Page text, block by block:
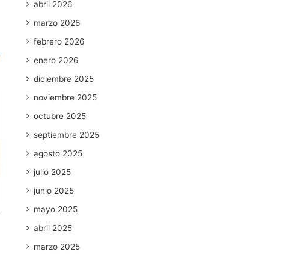
abril 2026
marzo 2026
febrero 2026
enero 2026
diciembre 2025
noviembre 2025
octubre 2025
septiembre 2025
agosto 2025
julio 2025
junio 2025
mayo 2025
abril 2025
marzo 2025